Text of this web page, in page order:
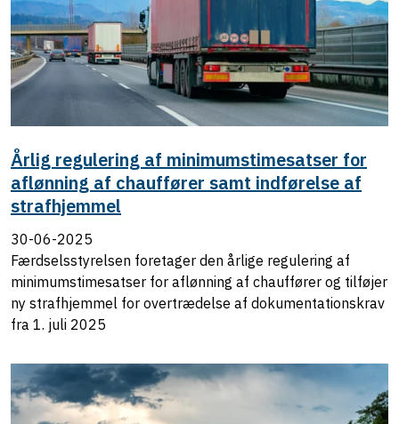
Årlig regulering af minimumstimesatser for
aflønning af chauffører samt indførelse af
strafhjemmel
30-06-2025
Færdselsstyrelsen foretager den årlige regulering af
minimumstimesatser for aflønning af chauffører og tilføjer
ny strafhjemmel for overtrædelse af dokumentationskrav
fra 1. juli 2025